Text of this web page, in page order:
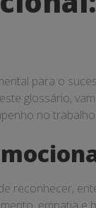
para o
glossário,
no trabalho.
reconhecer,